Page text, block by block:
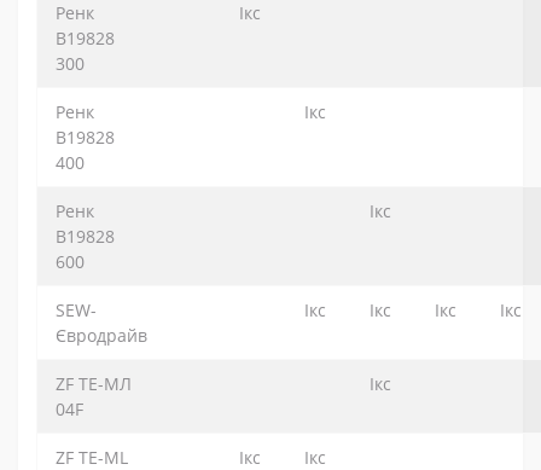
Ренк
B19828
300
Ікс
Ренк
B19828
400
Ікс
Ренк
B19828
600
Ікс
SEW-
Євродрайв
Ікс Ікс Ікс Ікс
ZF ТЕ-МЛ
04F
Ікс
ZF ТЕ-ML
Ікс Ікс